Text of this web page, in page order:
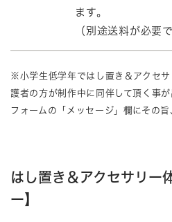
ます。
（別途送料が必要で
※小学生低学年ではし置き＆アクセ
護者の方が制作中に同伴して頂く事
フォームの「メッセージ」欄にその旨
はし置き＆アクセサリー
ー】